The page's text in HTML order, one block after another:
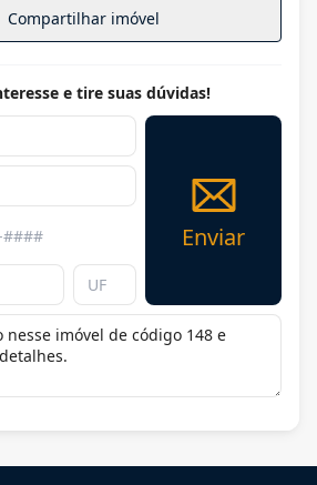
Compartilhar imóvel
e tire suas dúvidas!
Enviar